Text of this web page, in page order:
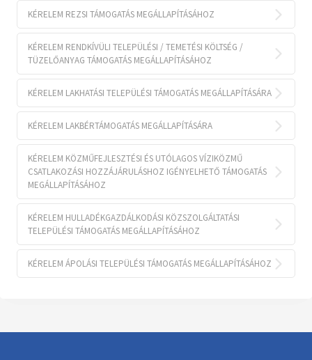
KÉRELEM REZSI TÁMOGATÁS MEGÁLLAPÍTÁSÁHOZ
KÉRELEM RENDKÍVÜLI TELEPÜLÉSI / TEMETÉSI KÖLTSÉG /
TÜZELŐANYAG TÁMOGATÁS MEGÁLLAPÍTÁSÁHOZ
KÉRELEM LAKHATÁSI TELEPÜLÉSI TÁMOGATÁS MEGÁLLAPÍTÁSÁRA
KÉRELEM LAKBÉRTÁMOGATÁS MEGÁLLAPÍTÁSÁRA
KÉRELEM KÖZMŰFEJLESZTÉSI ÉS UTÓLAGOS VÍZIKÖZMŰ
CSATLAKOZÁSI HOZZÁJÁRULÁSHOZ IGÉNYELHETŐ TÁMOGATÁS
MEGÁLLAPÍTÁSÁHOZ
KÉRELEM HULLADÉKGAZDÁLKODÁSI KÖZSZOLGÁLTATÁSI
TELEPÜLÉSI TÁMOGATÁS MEGÁLLAPÍTÁSÁHOZ
KÉRELEM ÁPOLÁSI TELEPÜLÉSI TÁMOGATÁS MEGÁLLAPÍTÁSÁHOZ